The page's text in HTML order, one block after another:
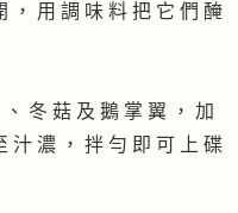
， 用 調 味 料 把 它 們 醃
冬 菇 及 鵝 掌 翼 ， 加
汁 濃 ， 拌 勻 即 可 上 碟